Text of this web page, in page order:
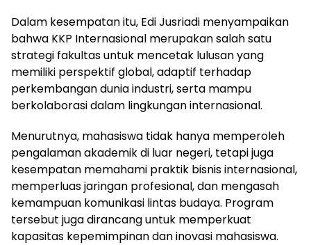
Dalam kesempatan itu, Edi Jusriadi menyampaikan
bahwa KKP Internasional merupakan salah satu
strategi fakultas untuk mencetak lulusan yang
memiliki perspektif global, adaptif terhadap
perkembangan dunia industri, serta mampu
berkolaborasi dalam lingkungan internasional.
Menurutnya, mahasiswa tidak hanya memperoleh
pengalaman akademik di luar negeri, tetapi juga
kesempatan memahami praktik bisnis internasional,
memperluas jaringan profesional, dan mengasah
kemampuan komunikasi lintas budaya. Program
tersebut juga dirancang untuk memperkuat
kapasitas kepemimpinan dan inovasi mahasiswa.